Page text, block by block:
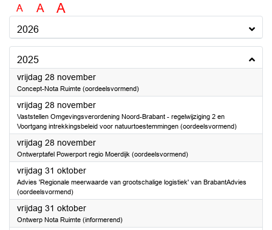
A A A
2026
2025
vrijdag 28 november2025
Concept-Nota Ruimte (oordeelsvormend)
vrijdag 28 november2025
Vaststellen Omgevingsverordening Noord-Brabant - regelwijziging 2 en
Voortgang intrekkingsbeleid voor natuurtoestemmingen (oordeelsvormend)
vrijdag 28 november2025
Ontwerptafel Powerport regio Moerdijk (oordeelsvormend)
vrijdag 31 oktober2025
Advies 'Regionale meerwaarde van grootschalige logistiek' van BrabantAdvies
(oordeelsvormend)
vrijdag 31 oktober2025
Ontwerp Nota Ruimte (informerend)